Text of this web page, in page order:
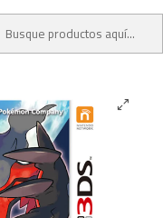
NINTENDO 3DS